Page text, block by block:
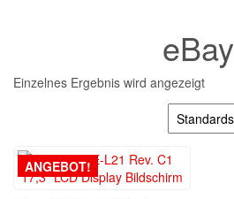
eBay
Einzelnes Ergebnis wird angezeigt
ANGEBOT!